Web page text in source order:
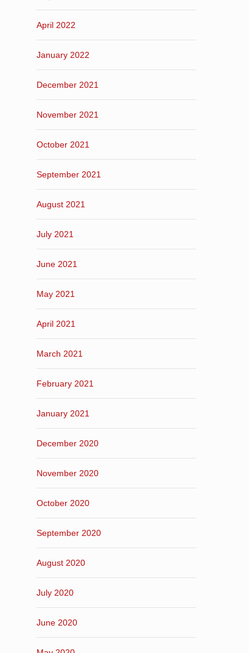
April 2022
January 2022
December 2021
November 2021
October 2021
September 2021
August 2021
July 2021
June 2021
May 2021
April 2021
March 2021
February 2021
January 2021
December 2020
November 2020
October 2020
September 2020
August 2020
July 2020
June 2020